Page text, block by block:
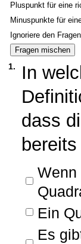
Pluspunkt für eine
Minuspunkte für
Ignoriere den
1.
In
dass
Wenn
Ein
Es